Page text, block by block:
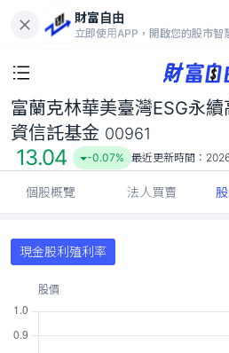
財富自由
立即使用APP，開啟您的股市智
富蘭克林華美臺灣ESG永續高息ETF證
13.04
-0.07%
富蘭克林華美臺灣ESG永
資信託基金 00961
13.04 -0.07% 最近更新時間：
個股概覽 法人買賣
現金股利殖利率